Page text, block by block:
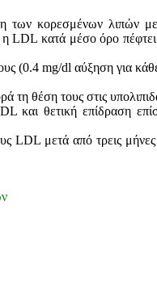
των κορεσμένων
κατά μέσο όρο
(0.4 mg/dl αύξηση για
τη θέση τους στις
και θετική επίδραση
LDL μετά από τρεις